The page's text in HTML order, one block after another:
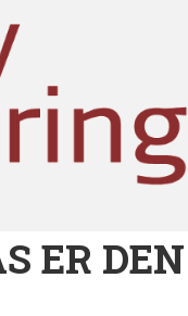
ER DEN